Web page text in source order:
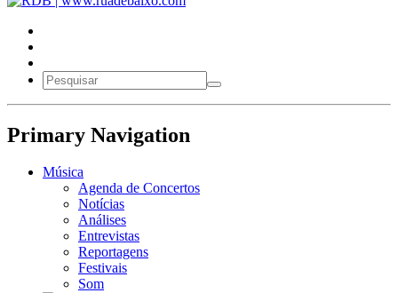
Primary Navigation
Música
Agenda de Concertos
Notícias
Análises
Entrevistas
Reportagens
Festivais
Som